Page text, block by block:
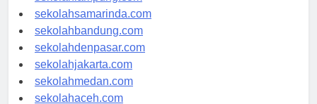
sekolahlampung.com
sekolahsamarinda.com
sekolahbandung.com
sekolahdenpasar.com
sekolahjakarta.com
sekolahmedan.com